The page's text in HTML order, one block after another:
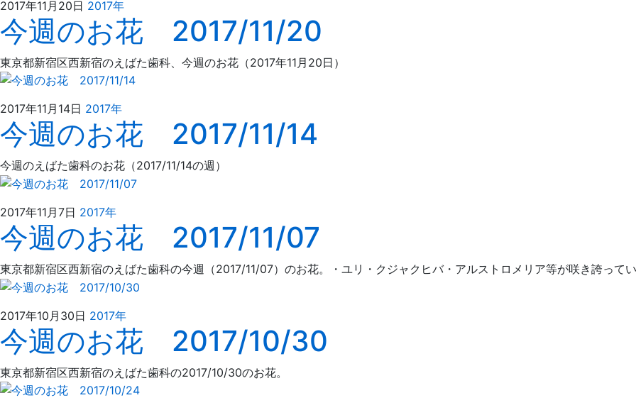
2017年11月20日 2017年2021
年
4
月
4
え
ば
た
歯
科
今週のお花 2017/11/20
東京都新宿区西新宿のえばた歯科、今週のお花（2017年11月20日）
2017年11月14日 2017年2021
年
4
月
4
え
ば
た
歯
科
今週のお花 2017/11/14
今週のえばた歯科のお花（2017/11/14の週）
2017年11月7日 2017年2021
年
4
月
4
日
え
ば
た
歯
科
今週のお花 2017/11/07
東京都新宿区西新宿のえばた歯科の今週（2017/11/07）のお花。・ユリ・クジャクヒバ・アルストロメリア等が咲き誇って
2017年10月30日 2017年2021
年
4
月
4
え
ば
た
歯
科
今週のお花 2017/10/30
東京都新宿区西新宿のえばた歯科の2017/10/30のお花。